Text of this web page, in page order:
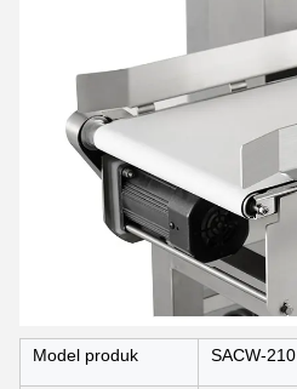
Model produk SACW-210